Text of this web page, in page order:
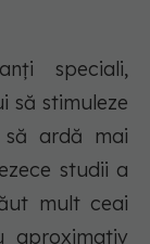
speciali,
să stimuleze
ardă mai
studii a
mult ceai
aproximativ